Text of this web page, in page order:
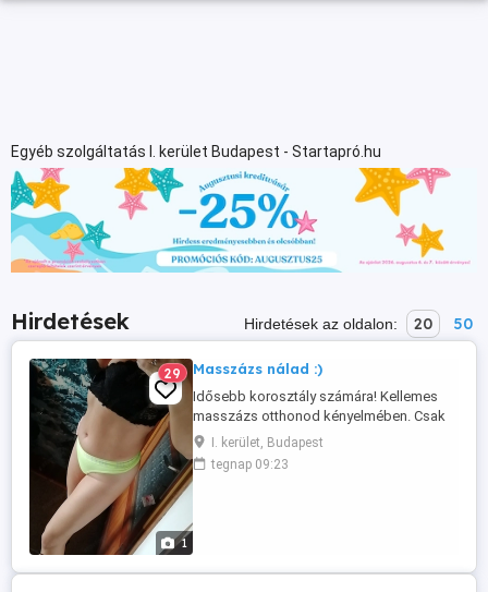
Egyéb szolgáltatás I. kerület Budapest - Startapró.hu
Hirdetések Hirdetések az oldalon: 20 50
1
29 Masszázs nálad :)
Idősebb korosztály számára! Kellemes
masszázs otthonod kényelmében. Csak
is kizárólag olyan hölgy és úr írjon, aki
ápolt, megbízható! Kamus, aberrált,
bunkó alakok NE ÍRJANAK!!!
I. kerület, Budapest
tegnap 09:23